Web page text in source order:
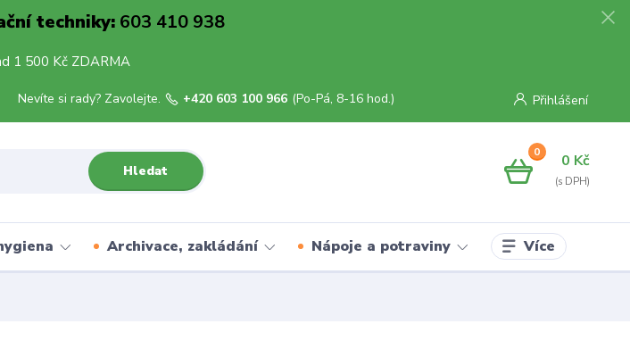
techniky:603 410 938
1 500 Kč ZDARMA
Přihlášení
Hledat
Nevíte si rady? Zavolejte. +420 603 100 966 (Po-Pá, 8-16 hod.)
0 0 Kč
Archivace, zakládání Nápoje a potraviny Více